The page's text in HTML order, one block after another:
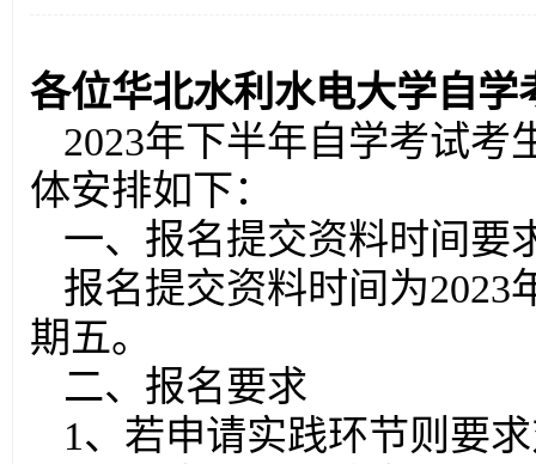
各位华北水利水电大学自学
2023年下半年自学考试考
体安排如下：
一、报名提交资料时间要
报名提交资料时间为2023
期五。
二、报名要求
1、若申请实践环节则要